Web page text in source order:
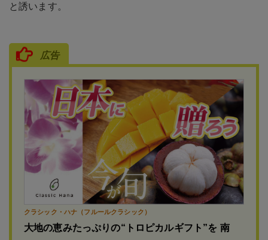
と誘います。
広告
クラシック・ハナ（フルールクラシック）
大地の恵みたっぷりの“トロピカルギフト”を 南